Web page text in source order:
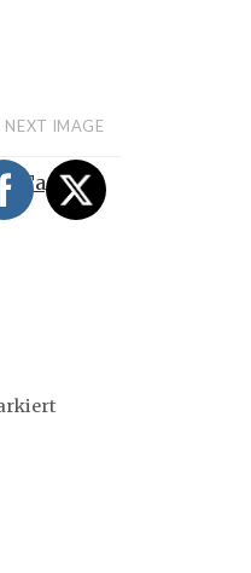
NEXT IMAGE
Tag19_25